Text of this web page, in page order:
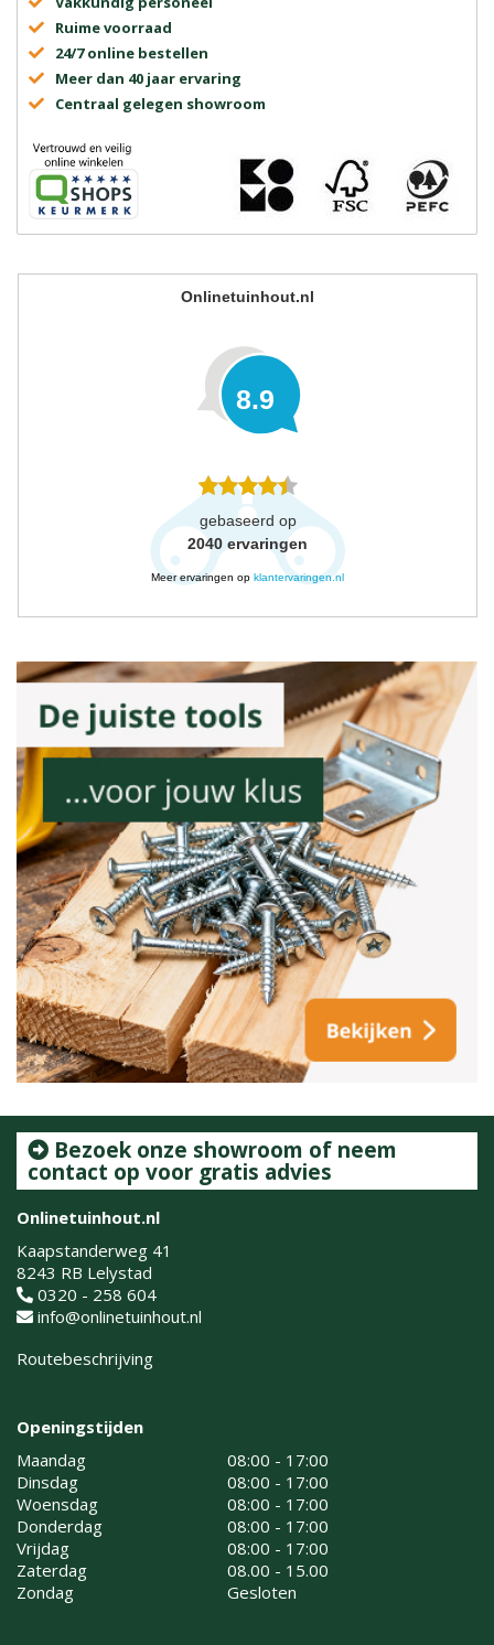
Ruime voorraad
24/7 online bestellen
Meer dan 40 jaar ervaring
Centraal gelegen showroom
Onlinetuinhout.nl
8.9
gebaseerd op
2040 ervaringen
Meer ervaringen op klantervaringen.nl
Bezoek onze showroom of neem
contact op voor gratis advies
Onlinetuinhout.nl
Kaapstanderweg 41
8243 RB Lelystad
0320 - 258 604
info@onlinetuinhout.nl
Routebeschrijving
Openingstijden
Maandag
08:00 - 17:00
Dinsdag
08:00 - 17:00
Woensdag
08:00 - 17:00
Donderdag
08:00 - 17:00
Vrijdag
08:00 - 17:00
Zaterdag
08.00 - 15.00
Zondag
Gesloten